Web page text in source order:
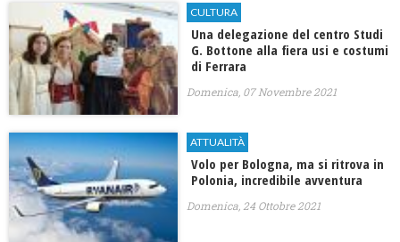
CULTURA
Una delegazione del centro Studi
G. Bottone alla fiera usi e costumi
di Ferrara
Domenica, 07 Novembre 2021
ATTUALITÀ
Volo per Bologna, ma si ritrova in
Polonia, incredibile avventura
Domenica, 24 Ottobre 2021